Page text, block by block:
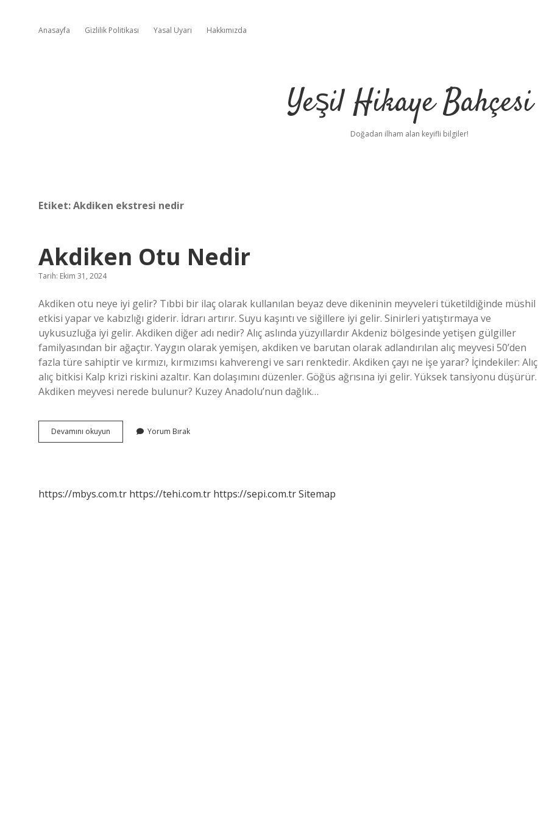
Anasayfa Gizlilik Politikası Yasal Uyarı Hakkımızda
Yeşil Hikaye Bahçesi
Doğadan ilham alan keyifli bilgiler!
Etiket:Akdiken ekstresi nedir
Akdiken Otu Nedir
Tarih: Ekim 31, 2024
Akdiken otu neye iyi gelir? Tıbbi bir ilaç olarak kullanılan beyaz deve dikeninin meyveleri tüketildiğinde müshil
etkisi yapar ve kabızlığı giderir. İdrarı artırır. Suyu kaşıntı ve siğillere iyi gelir. Sinirleri yatıştırmaya ve
uykusuzluğa iyi gelir. Akdiken diğer adı nedir? Alıç aslında yüzyıllardır Akdeniz bölgesinde yetişen gülgiller
familyasından bir ağaçtır. Yaygın olarak yemişen, akdiken ve barutan olarak adlandırılan alıç meyvesi 50’den
fazla türe sahiptir ve kırmızı, kırmızımsı kahverengi ve sarı renktedir. Akdiken çayı ne işe yarar? İçindekiler: Alıç
alıç bitkisi Kalp krizi riskini azaltır. Kan dolaşımını düzenler. Göğüs ağrısına iyi gelir. Yüksek tansiyonu düşürür.
Akdiken meyvesi nerede bulunur? Kuzey Anadolu’nun dağlık…
Devamını okuyun Akdiken
Otu
Yorum Bırak
https://mbys.com.tr https://tehi.com.tr https://sepi.com.trSitemap